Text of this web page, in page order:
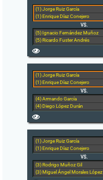
(1) Jorge Ruiz García
(1) Enrique Díaz Conejero
(5) Ignacio Fernández Muñoz
(5) Ricardo Fuster Andrés
(1) Jorge Ruiz García
(1) Enrique Díaz Conejero
(4) Armando García
(4) Diego López Durán
(1) Jorge Ruiz García
(1) Enrique Díaz Conejero
(3) Rodrigo Muñoz Gil
(3) Miguel Ángel Morales López